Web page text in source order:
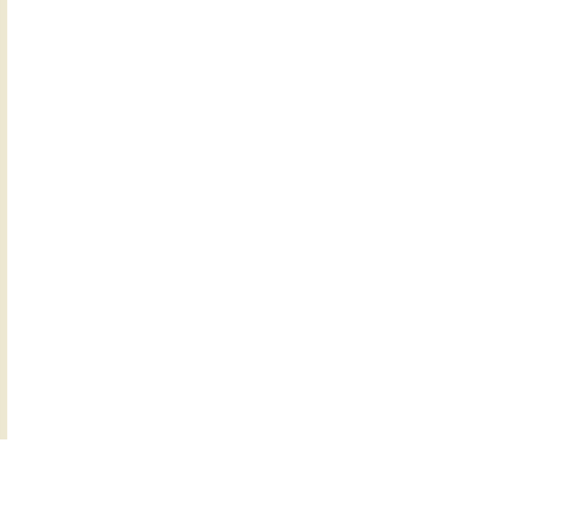
Arłamów, Augustów, Babice Stare, Bachanowo, Barczewo, Bardo,